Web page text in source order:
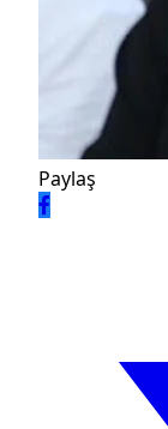
Paylaş